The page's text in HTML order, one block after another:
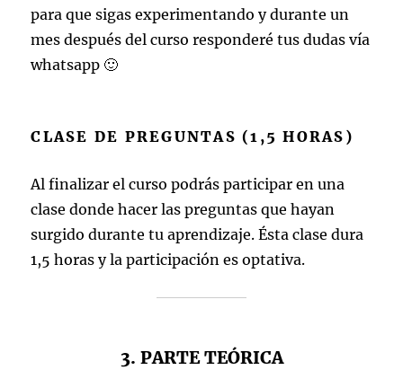
para que sigas experimentando y durante un
mes después del curso responderé tus dudas vía
whatsapp 🙂
CLASE DE PREGUNTAS (1,5 HORAS)
Al finalizar el curso podrás participar en una
clase donde hacer las preguntas que hayan
surgido durante tu aprendizaje. Ésta clase dura
1,5 horas y la participación es optativa.
3. PARTE TEÓRICA